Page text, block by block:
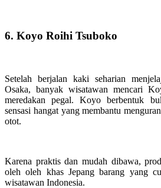
6. Koyo Roihi Tsuboko
Setelah berjalan kaki seharian
Osaka, banyak wisatawan mencari
meredakan pegal. Koyo berbentuk
sensasi hangat yang membantu
otot.
Karena praktis dan mudah dibawa,
oleh oleh khas Jepang barang yang
wisatawan Indonesia.